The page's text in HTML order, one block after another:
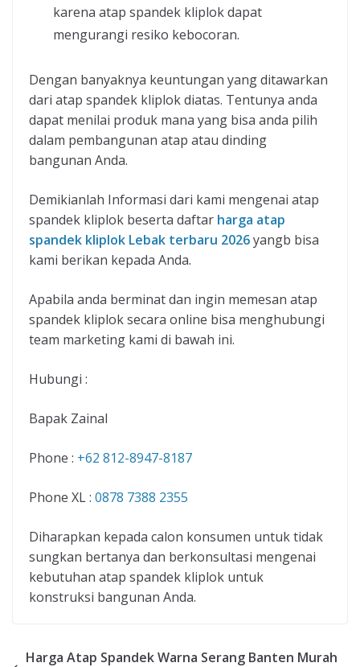
karena atap spandek kliplok dapat
mengurangi resiko kebocoran.
Dengan banyaknya keuntungan yang ditawarkan
dari atap spandek kliplok diatas. Tentunya anda
dapat menilai produk mana yang bisa anda pilih
dalam pembangunan atap atau dinding
bangunan Anda.
Demikianlah Informasi dari kami mengenai atap
spandek kliplok beserta daftar harga atap
spandek kliplok Lebak terbaru 2026yangb bisa
kami berikan kepada Anda.
Apabila anda berminat dan ingin memesan atap
spandek kliplok secara online bisa menghubungi
team marketing kami di bawah ini.
Hubungi :
Bapak Zainal
Phone : +62 812-8947-8187
Phone XL : 0878 7388 2355
Diharapkan kepada calon konsumen untuk tidak
sungkan bertanya dan berkonsultasi mengenai
kebutuhan atap spandek kliplok untuk
konstruksi bangunan Anda.
Harga Atap Spandek Warna Serang Banten Murah